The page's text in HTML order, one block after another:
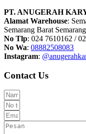
PT. ANUGERAH
Alamat Warehouse:
Semarang Barat
No Tlp: 024 7610162 /
No Wa: 08882508083
Instagram:
Contact Us